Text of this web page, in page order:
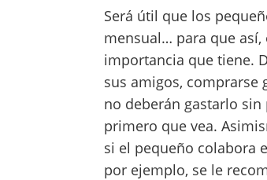
Será útil que los
mensual… para que
importancia que tiene.
sus amigos,
no deberán gastarlo
primero que vea.
si el pequeño colabora
por ejemplo, se le